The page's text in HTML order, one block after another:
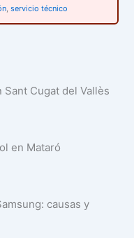
,servicio técnico
Cugat del Vallès
en Mataró
causas y